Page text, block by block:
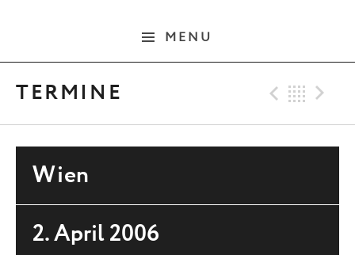
MENU
TERMINE
Wien
2. April 2006